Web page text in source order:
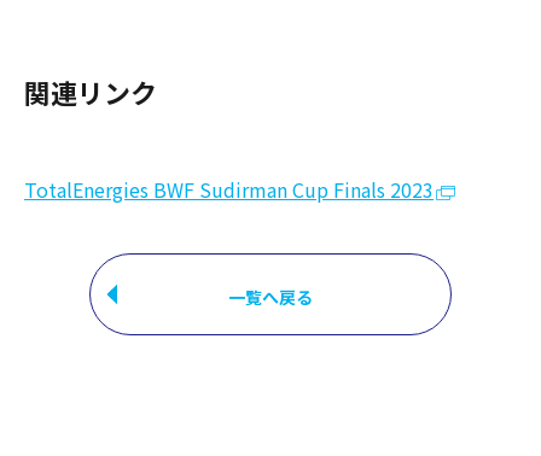
関連リンク
TotalEnergies BWF Sudirman Cup Finals 2023
一覧へ戻る